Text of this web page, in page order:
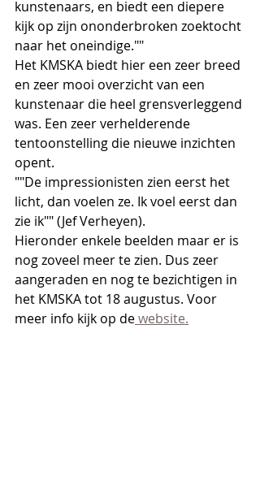
kunstenaars, en biedt een diepere
kijk op zijn ononderbroken zoektocht
naar het oneindige.""
Het KMSKA biedt hier een zeer breed
en zeer mooi overzicht van een
kunstenaar die heel grensverleggend
was. Een zeer verhelderende
tentoonstelling die nieuwe inzichten
opent.
""De impressionisten zien eerst het
licht, dan voelen ze. Ik voel eerst dan
zie ik"" (Jef Verheyen).
Hieronder enkele beelden maar er is
nog zoveel meer te zien. Dus zeer
aangeraden en nog te bezichtigen in
het KMSKA tot 18 augustus. Voor
meer info kijk op de website.